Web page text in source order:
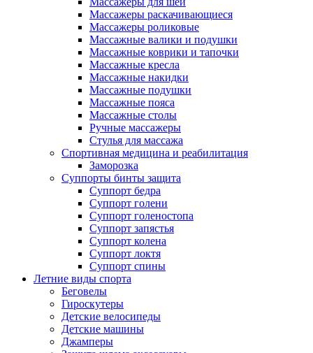
Массажеры раскачивающиеся
Массажеры роликовые
Массажные валики и подушки
Массажные коврики и тапочки
Массажные кресла
Массажные накидки
Массажные подушки
Массажные пояса
Массажные столы
Ручные массажеры
Стулья для массажа
Спортивная медицина и реабилитация
Заморозка
Суппорты бинты защита
Суппорт бедра
Суппорт голени
Суппорт голеностопа
Суппорт запястья
Суппорт колена
Суппорт локтя
Суппорт спины
Летние виды спорта
Беговелы
Гироскутеры
Детские велосипеды
Детские машины
Джамперы